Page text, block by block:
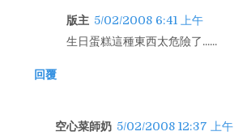
版主 5/02/2008 6:41 上午
生日蛋糕這種東西太危險了......
回覆
空心菜師奶 5/02/2008 12:37 上午